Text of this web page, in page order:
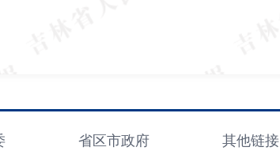
省区市政府 其他链接